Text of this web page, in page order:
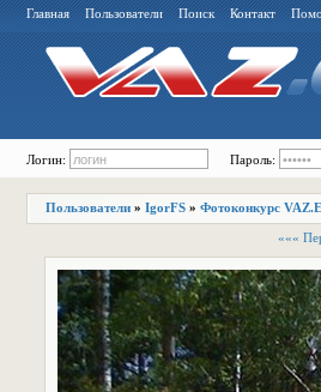
Главная Пользователи Поиск Контакт
Логин: Пароль:
Пользователи » IgorFS » Фотоконкурс
«««